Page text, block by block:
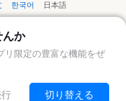
んか
リ限定の豊富な機能をぜ
切り替える
한국어 日本語